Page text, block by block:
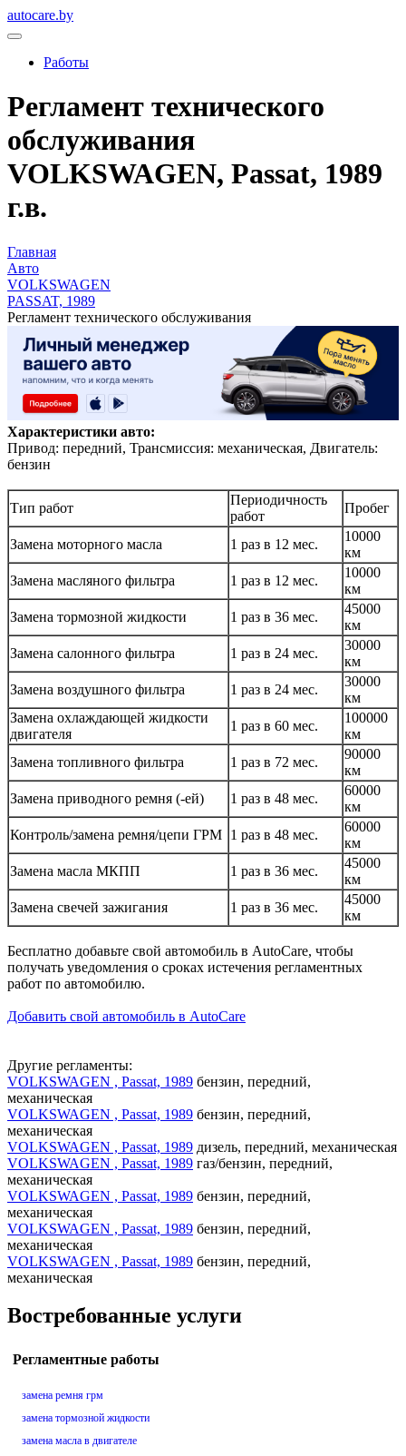
autocare.by
Работы
Регламент технического
обслуживания
VOLKSWAGEN, Passat, 1989
г.в.
Главная
Авто
VOLKSWAGEN
PASSAT, 1989
Регламент технического обслуживания
Характеристики авто:
Привод: передний, Трансмиссия: механическая, Двигатель:
бензин
Тип работ
Периодичность
работ
Пробег
Замена моторного масла 1 раз в 12 мес.
10000
км
Замена масляного фильтра
1 раз в 12 мес.
10000
км
Замена тормозной жидкости
1 раз в 36 мес.
45000
км
Замена салонного фильтра
1 раз в 24 мес.
30000
км
Замена воздушного фильтра
1 раз в 24 мес.
30000
км
Замена охлаждающей жидкости
двигателя
1 раз в 60 мес.
100000
км
Замена топливного фильтра
1 раз в 72 мес.
90000
км
Замена приводного ремня (-ей)
1 раз в 48 мес.
60000
км
Контроль/замена ремня/цепи ГРМ 1 раз в 48 мес.
60000
км
Замена масла МКПП
1 раз в 36 мес.
45000
км
Замена свечей зажигания
1 раз в 36 мес.
45000
км
Бесплатно добавьте свой автомобиль в AutoCare, чтобы
получать уведомления о сроках истечения регламентных
работ по автомобилю.
Добавить свой автомобиль в AutoCare
Другие регламенты:
VOLKSWAGEN , Passat, 1989 бензин, передний,
механическая
VOLKSWAGEN , Passat, 1989 бензин, передний,
механическая
VOLKSWAGEN , Passat, 1989 дизель, передний, механическая
VOLKSWAGEN , Passat, 1989 газ/бензин, передний,
механическая
VOLKSWAGEN , Passat, 1989 бензин, передний,
механическая
VOLKSWAGEN , Passat, 1989 бензин, передний,
механическая
VOLKSWAGEN , Passat, 1989 бензин, передний,
механическая
Востребованные услуги
Регламентные работы
замена ремня грм
замена тормозной жидкости
замена масла в двигателе